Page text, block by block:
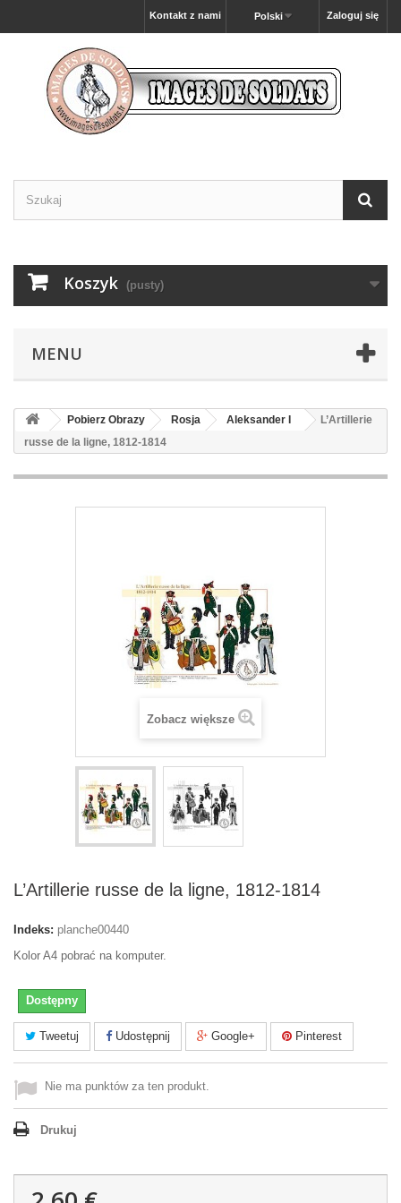
Zaloguj się
Polski
Kontakt z nami
Koszyk (pusty)
MENU
Pobierz Obrazy Rosja Aleksander I
L’Artillerie
russe de la ligne, 1812-1814
Zobacz większe
L’Artillerie russe de la ligne, 1812-1814
Indeks: planche00440
Kolor A4 pobrać na komputer.
Dostępny
Tweetuj Udostępnij Google+ Pinterest
Nie ma punktów za ten produkt.
Drukuj